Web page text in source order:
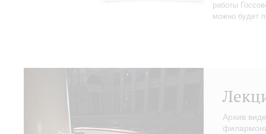
работы
можно будет
Архив